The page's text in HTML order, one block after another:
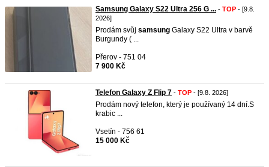
Samsung Galaxy S22 Ultra 256 G ... - TOP - [9.8.
2026]
Prodám svůj samsung Galaxy S22 Ultra v barvě
Burgundy ( ...
Přerov - 751 04
7 900 Kč
Telefon Galaxy Z Flip 7 - TOP - [9.8. 2026]
Prodám nový telefon, který je používaný 14 dní.S
krabic ...
Vsetín - 756 61
15 000 Kč